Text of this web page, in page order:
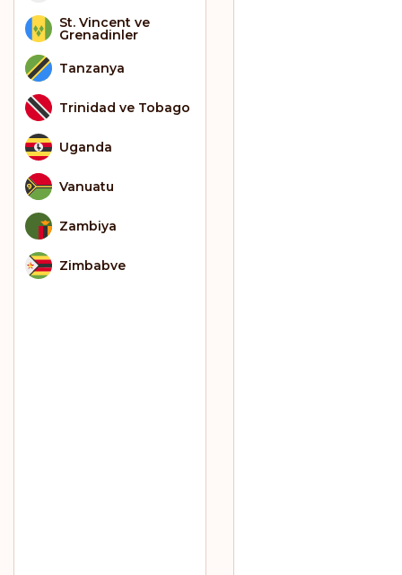
St. Vincent ve
Grenadinler
Tanzanya
Trinidad ve Tobago
Uganda
Vanuatu
Zambiya
Zimbabve